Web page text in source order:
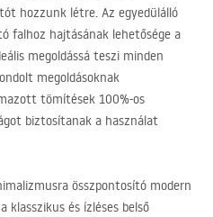
hozzunk létre. Az egyedülálló
falhoz hajtásának lehetősége a
megoldássá teszi minden
megoldásoknak
tömítések 100%-os
biztosítanak a használat
összpontosító modern
klasszikus és ízléses belső